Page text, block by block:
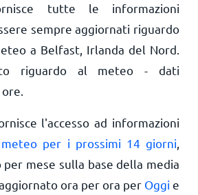
tutte le informazioni
sempre aggiornati riguardo
a Belfast, Irlanda del Nord.
riguardo al meteo - dati
l'accesso ad informazioni
per i prossimi 14 giorni
mese sulla base della media
ora per ora per Oggi e